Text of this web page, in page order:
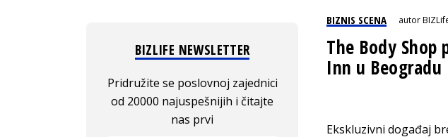
BIZNIS SCENA autor
The Body
Inn u Beogradu
Ekskluzivni događaj
BIZLIFE NEWSLETTER
Pridružite se poslovnoj zajednici
od 20000 najuspešnijih i čitajte
nas prvi